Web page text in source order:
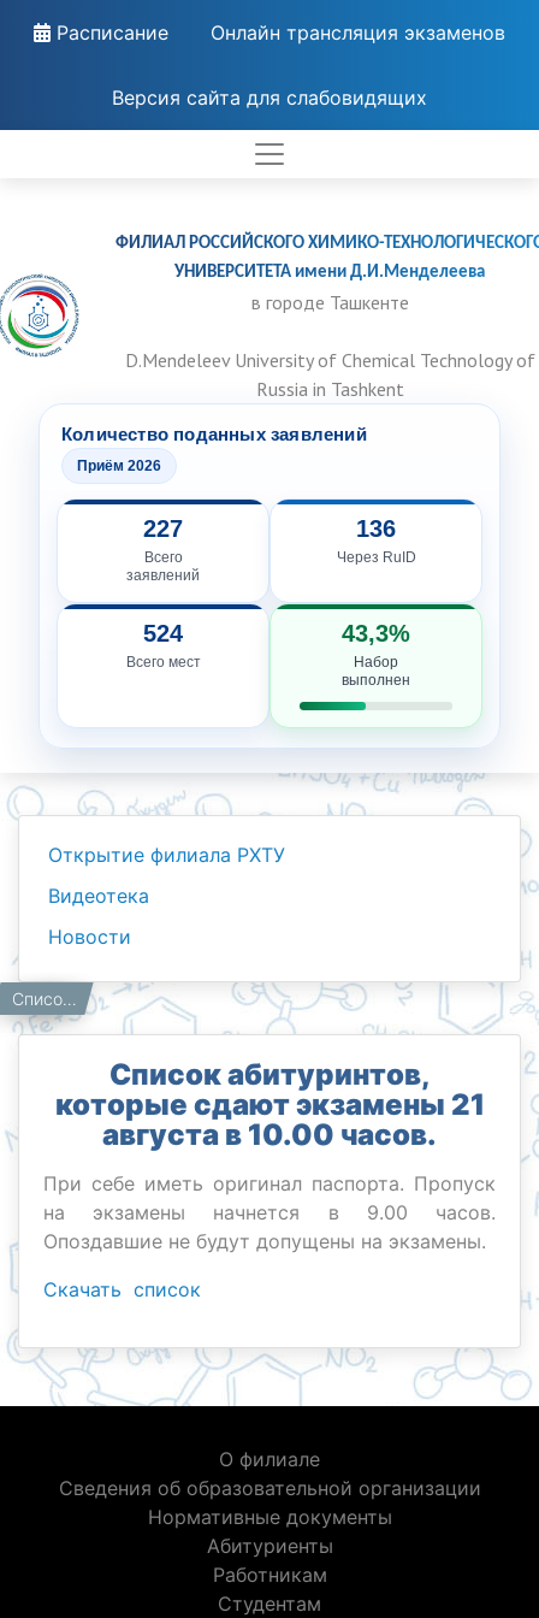
Расписание Онлайн трансляция экзаменов
Версия сайта для слабовидящих
ФИЛИАЛ РОССИЙСКОГО ХИМИКО-
УНИВЕРСИТЕТА имени Д.И.Менделеева
в городе Ташкенте
D.Mendeleev University of Chemical Technology of
Russia in Tashkent
Количество поданных заявлений
Приём 2026
227
Всего
заявлений
136
Через RuID
524
Всего мест
43,3%
Набор
выполнен
Открытие филиала РХТУ
Видеотека
Новости
Главная
Работникам
Новости Список абитуринтов, которые сдают экзамены 21 августа в 10.00 часов.
Список абитуринтов,
которые сдают экзамены 21
августа в 10.00 часов.
При себе иметь оригинал паспорта. Пропуск
на экзамены начнется в 9.00 часов.
Опоздавшие не будут допущены на экзамены.
Скачать список
О филиале
Сведения об образовательной организации
Нормативные документы
Абитуриенты
Работникам
Студентам